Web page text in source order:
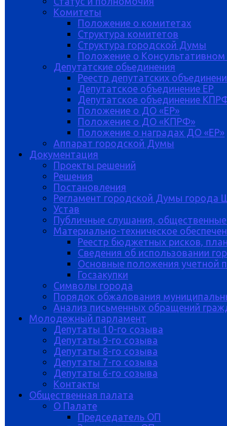
Комитеты
Положение о комитетах
Структура комитетов
Структура городской Думы
Положение о Консультативном
Депутатские обьединения
Реестр депутатских
Депутатское объединение ЕР
Депутатское объединение
Положение о ДО «ЕР»
Положение о ДО «КПРФ»
Положение о наградах ДО «ЕР»
Аппарат городской Думы
Документация
Проекты решений
Решения
Постановления
Регламент городской Думы города
Устав
Публичные слушания,
Материально-техническое
Реестр бюджетных рисков,
Сведения об использовании
Основные положения учетной
Госзакупки
Символы города
Порядок обжалования
Анализ письменных обращений
Молодежный парламент
Депутаты 10-го созыва
Депутаты 9-го созыва
Депутаты 8-го созыва
Депутаты 7-го созыва
Депутаты 6-го созыва
Контакты
Общественная палата
О Палате
Председатель ОП